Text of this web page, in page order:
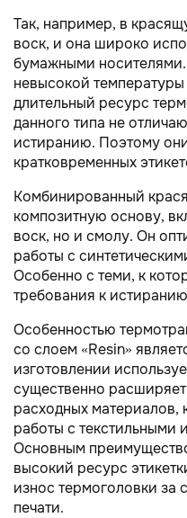
Так, например, в
воск, и она широко
бумажными носителями.
невысокой температуры
длительный ресурс
данного типа не
истиранию. Поэтому
кратковременных
Комбинированный
композитную основу,
воск, но и смолу. Он
работы с
Особенно с теми, к
требования к
Особенностью
со слоем «Resin»
изготовлении
существенно
расходных материалов,
работы с
Основным
высокий ресурс
износ термоголовки за
печати.